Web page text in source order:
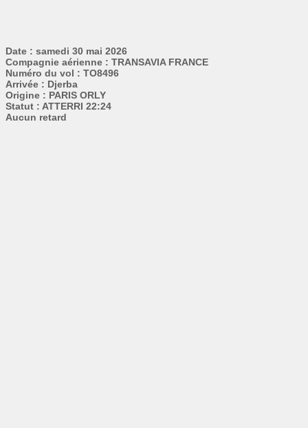
Date : samedi 30 mai 2026
Compagnie aérienne : TRANSAVIA FRANCE
Numéro du vol : TO8496
Arrivée : Djerba
Origine : PARIS ORLY
Statut : ATTERRI 22:24
Aucun retard